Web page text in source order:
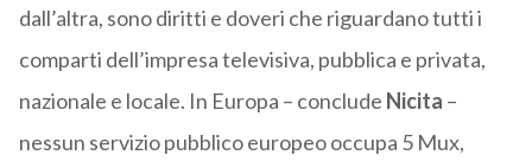
dall’altra, sono diritti e doveri che riguardano tutti i
comparti dell’impresa televisiva, pubblica e privata,
nazionale e locale. In Europa – conclude Nicita –
nessun servizio pubblico europeo occupa 5 Mux,